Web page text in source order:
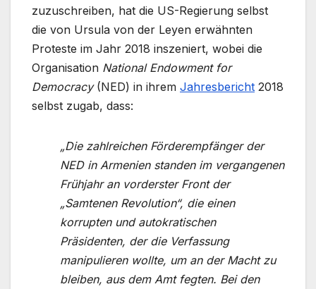
zuzuschreiben, hat die US-Regierung selbst
die von Ursula von der Leyen erwähnten
Proteste im Jahr 2018 inszeniert, wobei die
Organisation National Endowment for
Democracy(NED) in ihrem Jahresbericht 2018
selbst zugab, dass:
„Die zahlreichen Förderempfänger der
NED in Armenien standen im vergangenen
Frühjahr an vorderster Front der
„Samtenen Revolution“, die einen
korrupten und autokratischen
Präsidenten, der die Verfassung
manipulieren wollte, um an der Macht zu
bleiben, aus dem Amt fegten. Bei den